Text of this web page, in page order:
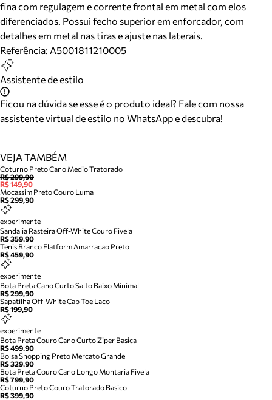
fina com regulagem e corrente frontal em metal com elos
diferenciados. Possui fecho superior em enforcador, com
detalhes em metal nas tiras e ajuste nas laterais.
Referência: A5001811210005
Assistente de estilo
Ficou na dúvida se esse é o produto ideal? Fale com nossa
assistente virtual de estilo no WhatsApp e descubra!
VEJA TAMBÉM
Coturno Preto Cano Medio Tratorado
R$ 299,90
R$ 149,90
Mocassim Preto Couro Luma
R$ 299,90
experimente
Sandalia Rasteira Off-White Couro Fivela
R$ 359,90
Tenis Branco Flatform Amarracao Preto
R$ 459,90
experimente
Bota Preta Cano Curto Salto Baixo Minimal
R$ 299,90
Sapatilha Off-White Cap Toe Laco
R$ 199,90
experimente
Bota Preta Couro Cano Curto Ziper Basica
R$ 499,90
Bolsa Shopping Preto Mercato Grande
R$ 329,90
Bota Preta Couro Cano Longo Montaria Fivela
R$ 799,90
Coturno Preto Couro Tratorado Basico
R$ 399,90